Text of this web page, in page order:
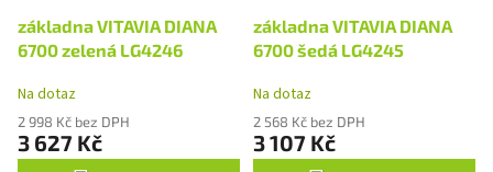
základna VITAVIA DIANA
6700 zelená LG4246
Na dotaz
2 998 Kč bez DPH
3 627 Kč
základna VITAVIA DIANA
6700 šedá LG4245
Na dotaz
2 568 Kč bez DPH
3 107 Kč